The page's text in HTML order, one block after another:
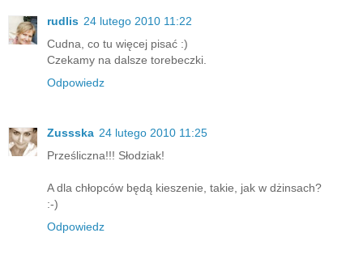
rudlis 24 lutego 2010 11:22
Cudna, co tu więcej pisać :)
Czekamy na dalsze torebeczki.
Odpowiedz
Zussska 24 lutego 2010 11:25
Prześliczna!!! Słodziak!
A dla chłopców będą kieszenie, takie, jak w dżinsach?
:-)
Odpowiedz